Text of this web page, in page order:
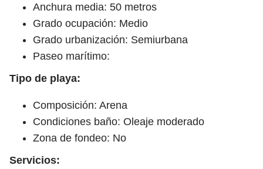
Anchura media: 50 metros
Grado ocupación: Medio
Grado urbanización: Semiurbana
Paseo marítimo:
Tipo de playa:
Composición: Arena
Condiciones baño: Oleaje moderado
Zona de fondeo: No
Servicios: